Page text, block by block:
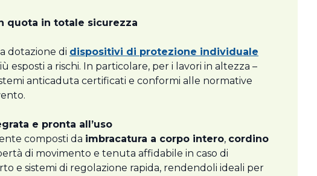
quota in totale sicurezza
dotazione di dispositivi di protezione individuale
a rischi. In particolare, per i lavori in altezza –
anticaduta certificati e conformi alle normative
e pronta all’uso
composti da imbracatura a corpo intero, cordino
di movimento e tenuta affidabile in caso di
e sistemi di regolazione rapida, rendendoli ideali per